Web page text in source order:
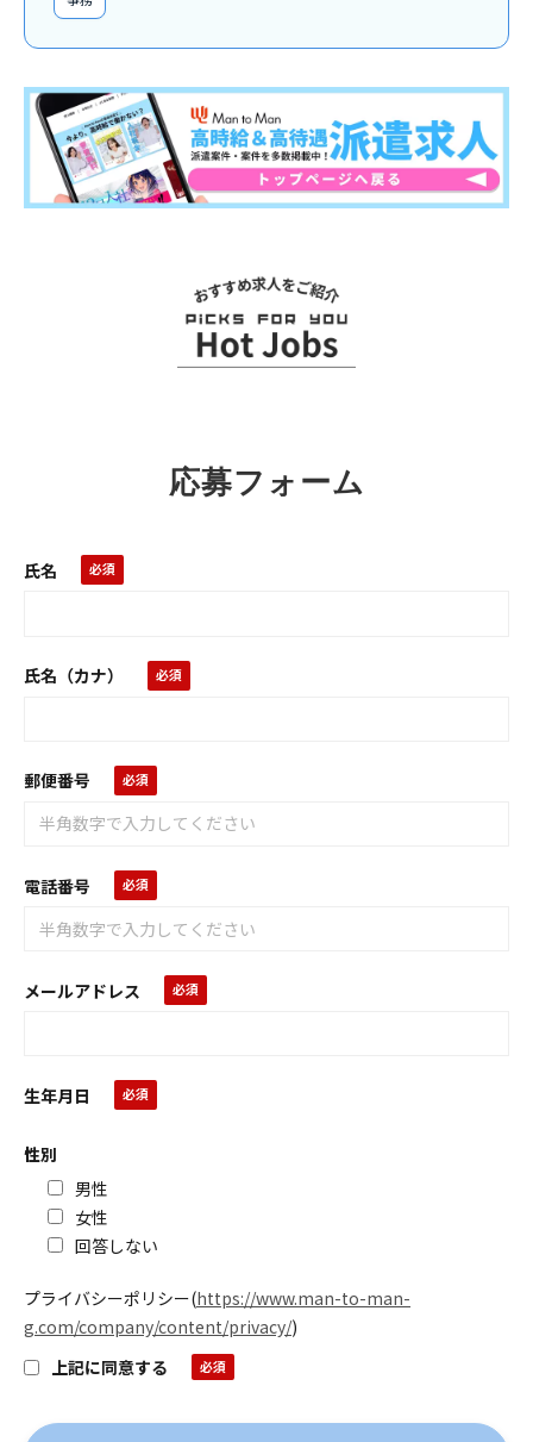
応募フォーム
氏名
氏名（カナ）
郵便番号
電話番号
メールアドレス
生年月日
性別
男性
女性
回答しない
プライバシーポリシー(https://www.man-to-man-
g.com/company/content/privacy/)
上記に同意する